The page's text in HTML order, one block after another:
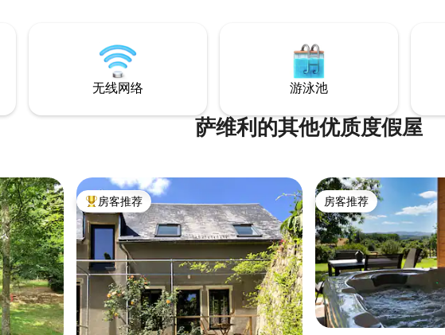
无线网络 游泳池
萨维利的其他优质度假屋
热门「房客推荐」
房客推荐 房客推荐
房客推荐